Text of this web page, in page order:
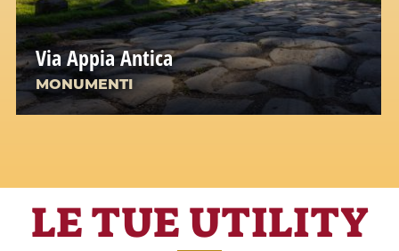
Via Appia Antica
MONUMENTI
LE TUE UTILITY